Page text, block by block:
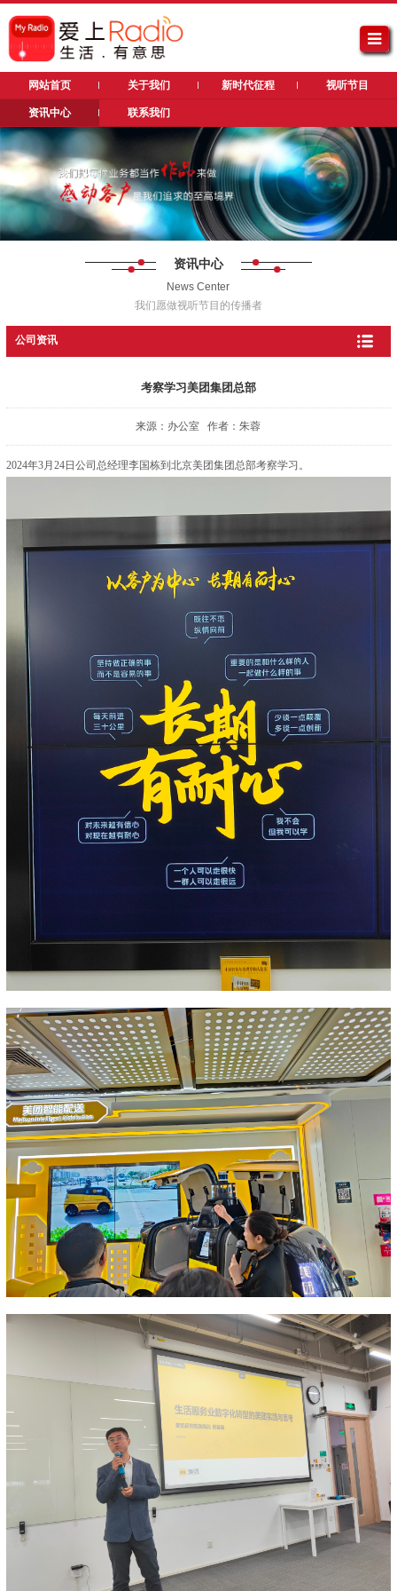
网站首页 关于我们 新时代征程 视听节目
资讯中心 联系我们
资讯中心
News Center
我们愿做视听节目的传播者
公司资讯
考察学习美团集团总部
来源：办公室 作者：朱蓉
2024年3月24日公司总经理李国栋到北京美团集团总部考察学习。